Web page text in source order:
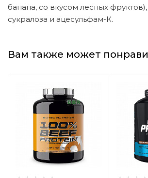
банана, со вкусом лесных
сукралоза и ацесульфам-К.
Вам также может